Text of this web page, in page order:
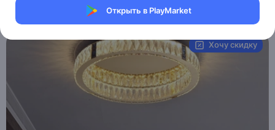
Открыть в PlayMarket
MAI_HE__MAI_AMELLI
Хочу скидку